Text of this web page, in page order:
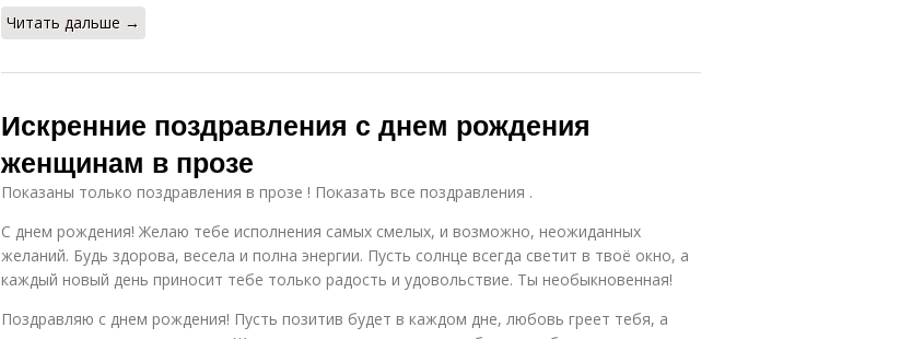
Читать дальше →
Искренние поздравления с днем рождения
женщинам в прозе
Показаны только поздравления в прозе ! Показать все поздравления .
С днем рождения! Желаю тебе исполнения самых смелых, и возможно, неожиданных
желаний. Будь здорова, весела и полна энергии. Пусть солнце всегда светит в твоё окно, а
каждый новый день приносит тебе только радость и удовольствие. Ты необыкновенная!
Поздравляю с днем рождения! Пусть позитив будет в каждом дне, любовь греет тебя, а